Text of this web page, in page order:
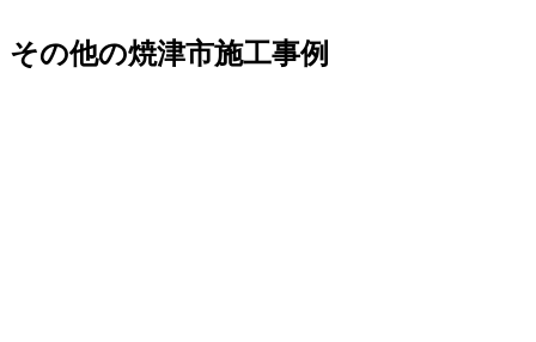
その他の焼津市施工事例